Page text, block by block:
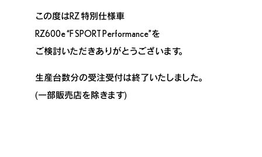
リコール情報 LEXUSの防災
LEXUS Global Site
この度はRZ 特別仕様車
RZ600e “F SPORT Performance”を
ご検討いただきありがとうございます。
生産台数分の受注受付は終了いたしました。
(一部販売店を除きます)